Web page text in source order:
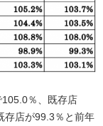
％、既存店
存店が99.3％と前年